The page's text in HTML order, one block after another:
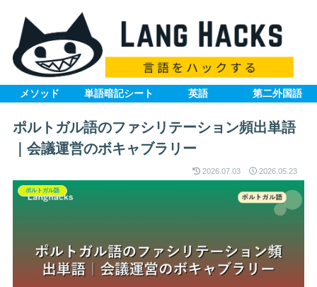
メソッド 単語暗記シート 英語 第二外国語
ポルトガル語のファシリテーション頻出単語
｜会議運営のボキャブラリー
2026.07.03 2026.05.23
ポルトガル語